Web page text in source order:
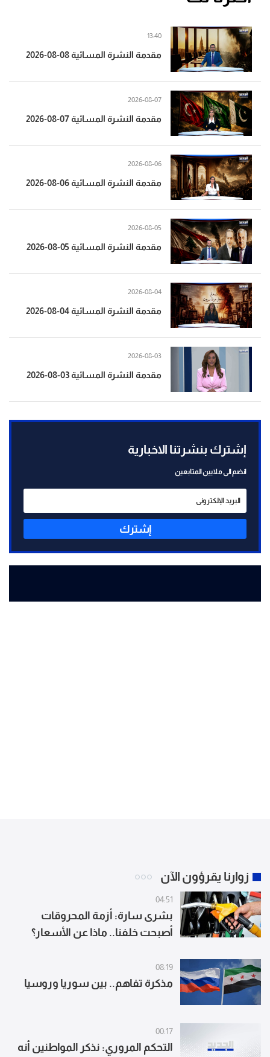
مقدمة النشرة المسائية 08-08-2026
13:40
مقدمة النشرة المسائية 07-08-2026
2026-08-07
مقدمة النشرة المسائية 06-08-2026
2026-08-06
مقدمة النشرة المسائية 05-08-2026
2026-08-05
مقدمة النشرة المسائية 04-08-2026
2026-08-04
مقدمة النشرة المسائية 03-08-2026
2026-08-03
إشترك بنشرتنا الاخبارية
انضم الى ملايين المتابعين
إشترك
زوارنا يقرؤون الآن
04:51
بشرى سارة: أزمة المحروقات
أصبحت خلفنا.. ماذا عن الأسعار؟
08:19
مذكرة تفاهم.. بين سوريا وروسيا
00:17
التحكم المروري: نذكر المواطنين أنه